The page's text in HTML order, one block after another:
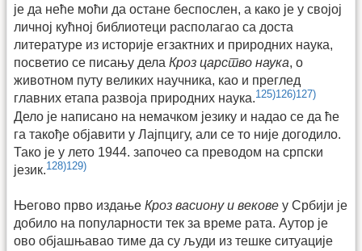
је да неће моћи да остане беспослен, а како је у својој
личној кућној библиотеци располагао са доста
литературе из историје егзактних и природних наука,
посветио се писању дела Кроз царство наука, о
животном путу великих научника, као и преглед
главних етапа развоја природних наука.125)126)127)
Дело је написано на немачком језику и надао се да ће
га такође објавити у Лајпцигу, али се то није догодило.
Тако је у лето 1944. започео са преводом на српски
језик.128)129)
Његово прво издање Кроз васиону и векове у Србији је
добило на популарности тек за време рата. Аутор је
ово објашњавао тиме да су људи из тешке ситуације